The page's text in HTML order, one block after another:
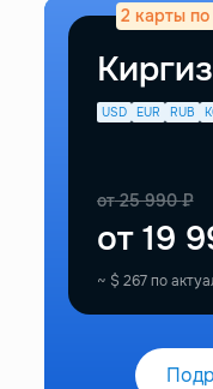
2 карты по
USD EUR RUB
от25 990₽
от19
~ $ 267по